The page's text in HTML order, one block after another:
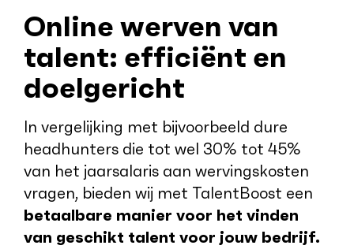
Online werven van
talent: efficiënt en
doelgericht
In vergelijking met bijvoorbeeld dure
headhunters die tot wel 30% tot 45%
van het jaarsalaris aan wervingskosten
vragen, bieden wij met TalentBoost een
betaalbare manier voor het vinden
van geschikt talent voor jouw bedrijf.